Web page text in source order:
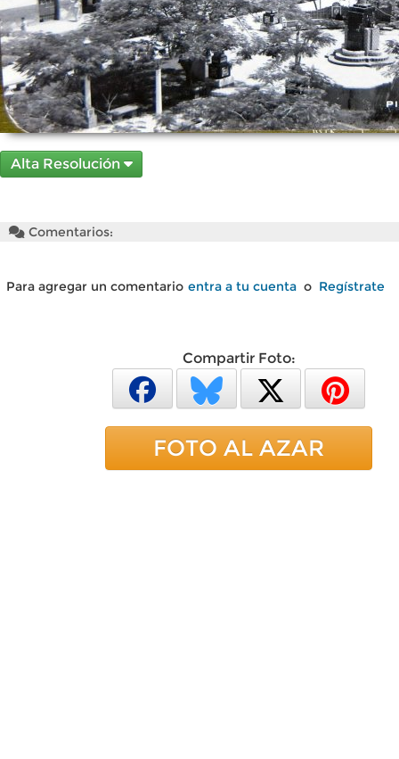
Alta Resolución
Comentarios:
Para agregar un comentario entra a tu cuenta o Regístrate
Compartir Foto:
FOTO AL AZAR